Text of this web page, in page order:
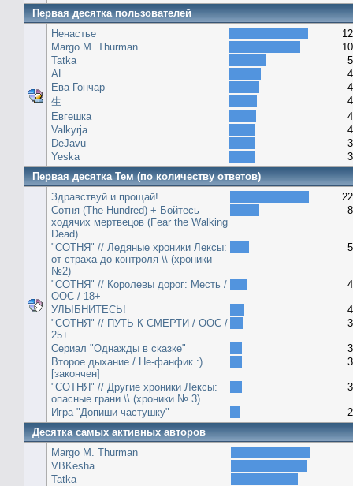
Первая десятка пользователей
Ненастье
Margo M. Thurman
Tatka
AL
Ева Гончар
生
Евгешка
Valkyrja
DeJavu
Yeska
Первая десятка Тем (по количеству ответов)
Здравствуй и прощай!
Сотня (The Hundred) + Бойтесь
ходячих мертвецов (Fear the Walking
Dead)
"СОТНЯ" // Ледяные хроники Лексы:
от страха до контроля \\ (хроники
№2)
"СОТНЯ" // Королевы дорог: Месть /
ООС / 18+
УЛЫБНИТЕСЬ!
"СОТНЯ" // ПУТЬ К СМЕРТИ / ООС /
25+
Сериал "Однажды в сказке"
Второе дыхание / Не-фанфик :)
[закончен]
"СОТНЯ" // Другие хроники Лексы:
опасные грани \\ (хроники № 3)
Игра "Допиши частушку"
Десятка самых активных авторов
Margo M. Thurman
VBKesha
Tatka